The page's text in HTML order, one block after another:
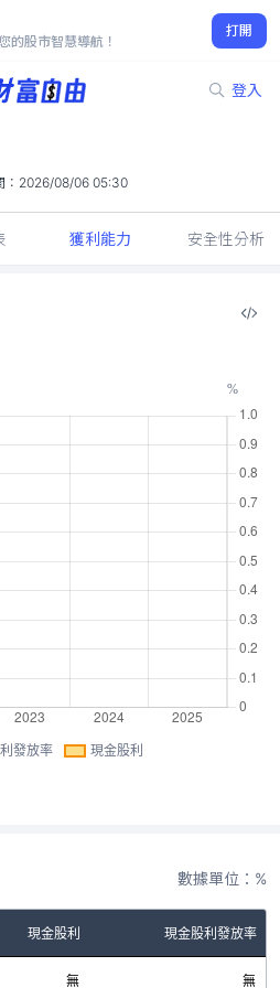
的股市智慧導航！
打開
登入
-1.5%
2026/08/06 05:30
獲利能力 安全性分析
發放率 現金股利
數據單位：%
現金股利 現金股利發放率
無 無